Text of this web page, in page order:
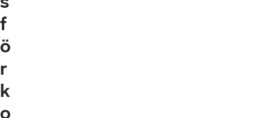
f
ö
r
k
o